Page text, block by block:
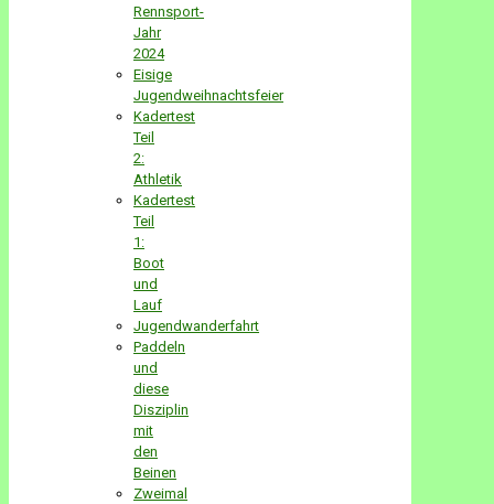
Rennsport-
Jahr
2024
Eisige
Jugendweihnachtsfeier
Kadertest
Teil
2:
Athletik
Kadertest
Teil
1:
Boot
und
Lauf
Jugendwanderfahrt
Paddeln
und
diese
Disziplin
mit
den
Beinen
Zweimal